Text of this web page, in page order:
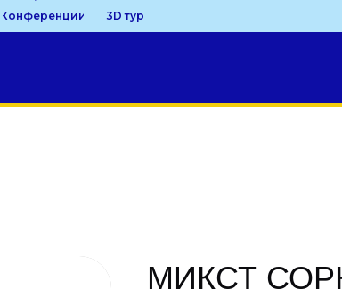
Конференции 3D тур
МИКСТ